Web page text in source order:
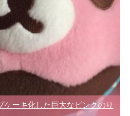
ーキ化した巨大なピンクのり